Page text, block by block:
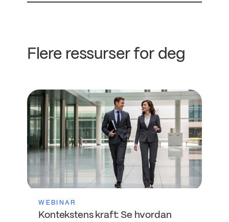
Flere ressurser for deg
WEBINAR
Kontekstens kraft: Se hvordan